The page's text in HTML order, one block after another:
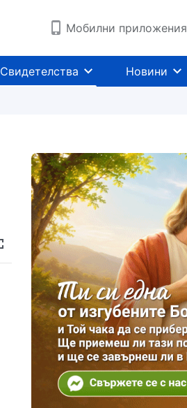
Мобилни приложения
Свидетелства Новини